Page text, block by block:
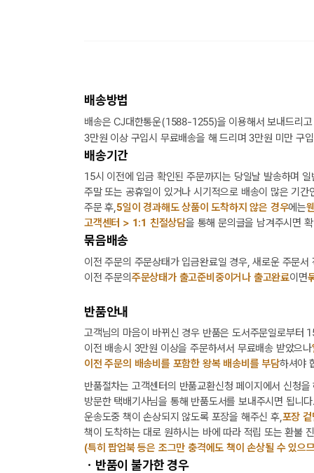
배송방법
배송은 CJ대한통운(1588-1255)을 이용해서 보내드리
3만원 이상 구입시 무료배송을 해 드리며 3만원 미만 구
배송기간
15시 이전에 입금 확인된 주문까지는 당일날 발송하며
주말 또는 공휴일이 있거나 시기적으로 배송이 많은 기
주문 후,5일이 경과해도 상품이 도착하지 않은 경우에는
고객센터 > 1:1 친절상담을 통해 문의글을 남겨주시면
묶음배송
이전 주문의 주문상태가 입금완료일 경우, 새로운 주문
이전 주문의 주문상태가 출고준비중이거나 출고완료이면
반품안내
고객님의 마음이 바뀌신 경우 반품은 도서주문일로부터
이전 배송시 3만원 이상을 주문하셔서 무료배송 받았으나
이전 주문의 배송비를 포함한 왕복 배송비를 부담하셔야
반품절차는 고객센터의 반품교환신청 페이지에서 신청
방문한 택배기사님을 통해 반품도서를 보내주시면 됩니
운송도중 책이 손상되지 않도록 포장을 해주신 후,포장
책이 도착하는 대로 원하시는 바에 따라 적립 또는 환불
(특히 팝업북 등은 조그만 충격에도 책이 손상될 수 있으
ㆍ반품이 불가한 경우